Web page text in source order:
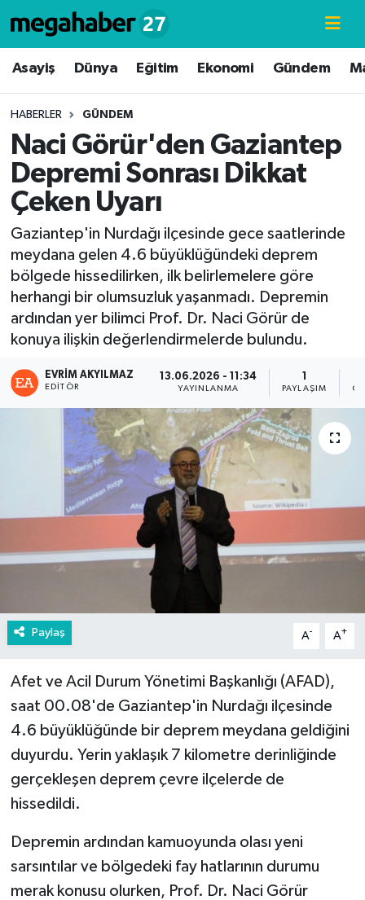
Asayiş Dünya Eğitim Ekonomi Gündem
HABERLER GÜNDEM
Naci Görür'den Gaziantep
Depremi Sonrası Dikkat
Çeken Uyarı
Gaziantep'in Nurdağı ilçesinde gece saatlerinde
meydana gelen 4.6 büyüklüğündeki deprem
bölgede hissedilirken, ilk belirlemelere göre
herhangi bir olumsuzluk yaşanmadı. Depremin
ardından yer bilimci Prof. Dr. Naci Görür de
konuya ilişkin değerlendirmelerde bulundu.
EVRIM AKYILMAZ
EDITÖR
13.06.2026 - 11:34
YAYINLANMA PAYLAŞIM
Paylaş A- A+
Afet ve Acil Durum Yönetimi Başkanlığı (AFAD),
saat 00.08'de Gaziantep'in Nurdağı ilçesinde
4.6 büyüklüğünde bir deprem meydana geldiğini
duyurdu. Yerin yaklaşık 7 kilometre derinliğinde
gerçekleşen deprem çevre ilçelerde de
hissedildi.
Depremin ardından kamuoyunda olası yeni
sarsıntılar ve bölgedeki fay hatlarının durumu
merak konusu olurken, Prof. Dr. Naci Görür
Hava Durumu
Süper Lig Puan Durumu ve Fikstür
Tüm Manşetler
Son Dakika Haberleri
Haber Arşivi